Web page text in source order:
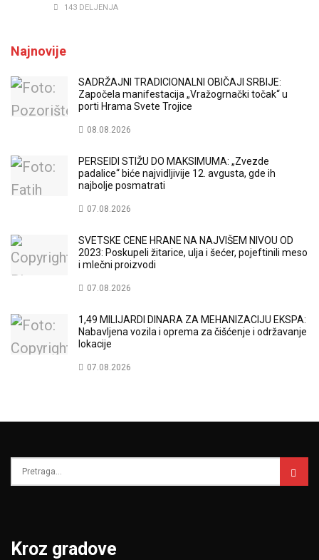
143 DELJENJA
Najnovije
SADRŽAJNI TRADICIONALNI OBIČAJI SRBIJE:
Započela manifestacija „Vražogrnački točak“ u
porti Hrama Svete Trojice
08.08.2026
PERSEIDI STIŽU DO MAKSIMUMA: „Zvezde
padalice“ biće najvidljivije 12. avgusta, gde ih
najbolje posmatrati
07.08.2026
SVETSKE CENE HRANE NA NAJVIŠEM NIVOU OD
2023: Poskupeli žitarice, ulja i šećer, pojeftinili meso
i mlečni proizvodi
07.08.2026
1,49 MILIJARDI DINARA ZA MEHANIZACIJU EKSPA:
Nabavljena vozila i oprema za čišćenje i održavanje
lokacije
07.08.2026
Kroz gradove